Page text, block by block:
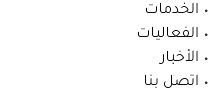
الخدمات
الفعاليات
الأخبار
اتصل بنا